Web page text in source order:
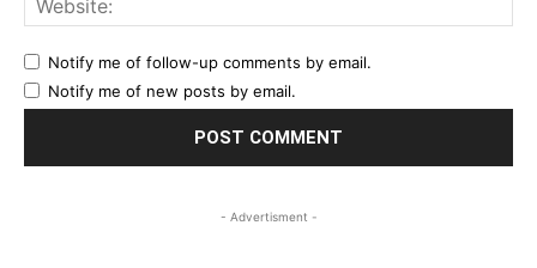
Notify me of follow-up comments by email.
Notify me of new posts by email.
- Advertisment -